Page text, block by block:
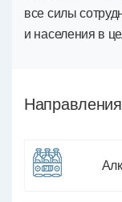
все силы
и населения в